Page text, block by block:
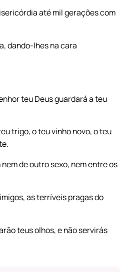
até mil gerações com
dando-lhes na cara
teu Deus guardará a teu
trigo, o teu vinho novo, o teu
de outro sexo, nem entre os
as terríveis pragas do
teus olhos, e não servirás